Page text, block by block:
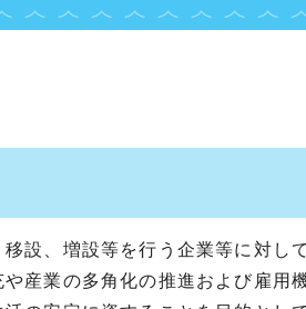
設、増設等を行う企業等に対し
産業の多角化の推進および雇用